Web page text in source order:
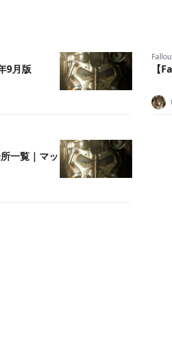
9月版 【
一覧｜マッ